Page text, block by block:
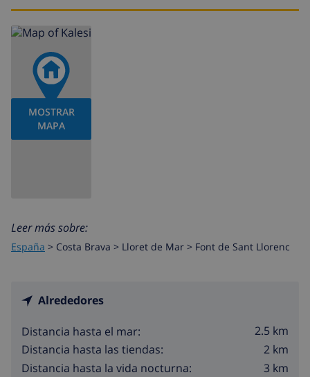
MOSTRAR
MAPA
Leer más sobre:
España > Costa Brava > Lloret de Mar > Font de Sant Llorenc
Alrededores
Distancia hasta el mar:
2.5 km
Distancia hasta las tiendas:
2 km
Distancia hasta la vida nocturna:
3 km